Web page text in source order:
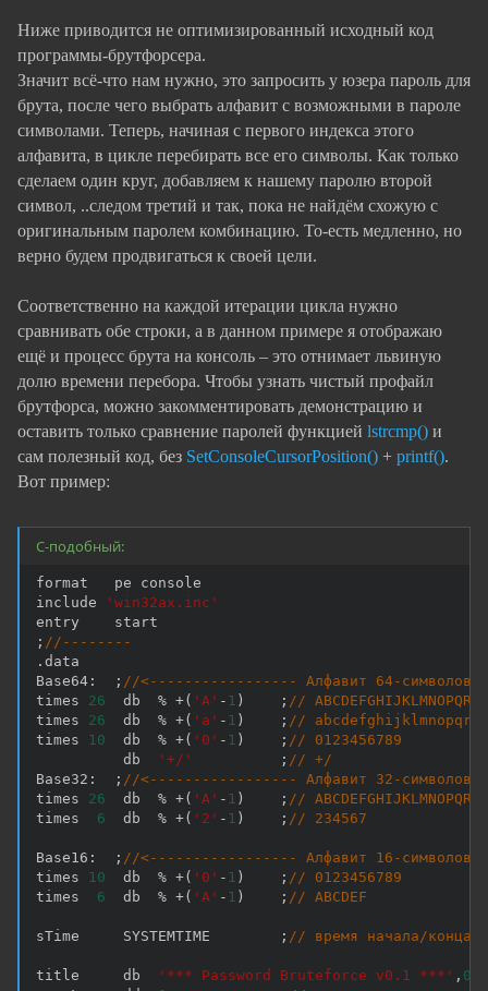
Ниже приводится не оптимизированный исходный код
программы-брутфорсера.
Значит всё-что нам нужно, это запросить у юзера пароль для
брута, после чего выбрать алфавит с возможными в пароле
символами. Теперь, начиная с первого индекса этого
алфавита, в цикле перебирать все его символы. Как только
сделаем один круг, добавляем к нашему паролю второй
символ, ..следом третий и так, пока не найдём схожую с
оригинальным паролем комбинацию. То-есть медленно, но
верно будем продвигаться к своей цели.
Соответственно на каждой итерации цикла нужно
сравнивать обе строки, а в данном примере я отображаю
ещё и процесс брута на консоль – это отнимает львиную
долю времени перебора. Чтобы узнать чистый профайл
брутфорса, можно закомментировать демонстрацию и
оставить только сравнение паролей функцией lstrcmp() и
сам полезный код, без SetConsoleCursorPosition() + printf().
Вот пример:
C-подобный:
format   pe console
include
'win32ax.inc'
; //--------
. data
Base64 : ; //<----------------- Алфавит 64-символов
times 26
  db
% +( 'A' - 1 ) ; //
times 26
  db
% +( 'a' - 1 ) ; //
times 10
  db
% +( '0' - 1 ) ; // 0123456789
          db
'+/' ; // +/
Base32 : ; //<----------------- Алфавит 32-символов
times 26
  db
% +( 'A' - 1 ) ; //
times 6
  db
% +( '2' - 1 ) ; // 234567
Base16 : ; //<----------------- Алфавит 16-символов
times 10
  db
% +( '0' - 1 ) ; // 0123456789
times 6
  db
% +( 'A' - 1 ) ; // ABCDEF
sTime     SYSTEMTIME ; // время начала/конца
title     db '*** Password Bruteforce v0.1 ***' , 0